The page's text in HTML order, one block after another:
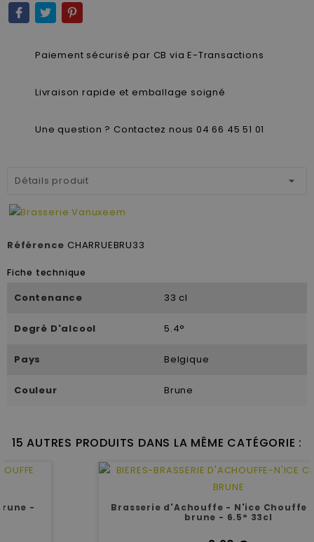
Paiement sécurisé par CB via E-Transactions
Livraison rapide et emballage soigné
Une question ? Contactez nous 04 66 45 51 01
Détails produit
Référence CHARRUEBRU33
Fiche technique
Contenance 33 cl
Degré D'alcool 5.4°
Pays Belgique
Couleur Brune
15 AUTRES PRODUITS DANS LA MÊME CATÉGORIE :
Brasserie d'Achouffe - N'ice Chouffe - Bière
brune - 6.5° 33cl